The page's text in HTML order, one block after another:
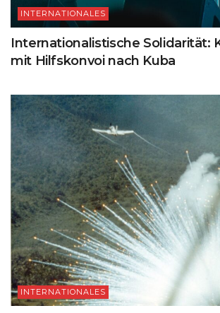
INTERNATIONALES
Internationalistische Solidarität:
mit Hilfskonvoi nach Kuba
INTERNATIONALES